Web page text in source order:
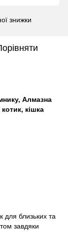
знижки
Алмазна
кішка
близьких та
завдяки